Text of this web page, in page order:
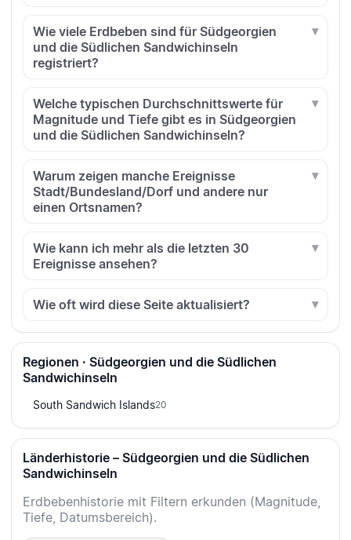
Wie viele Erdbeben sind für Südgeorgien
und die Südlichen Sandwichinseln
registriert?
Welche typischen Durchschnittswerte für
Magnitude und Tiefe gibt es in Südgeorgien
und die Südlichen Sandwichinseln?
Warum zeigen manche Ereignisse
Stadt/Bundesland/Dorf und andere nur
einen Ortsnamen?
Wie kann ich mehr als die letzten 30
Ereignisse ansehen?
Wie oft wird diese Seite aktualisiert?
Regionen · Südgeorgien und die Südlichen
Sandwichinseln
South Sandwich Islands20
Länderhistorie – Südgeorgien und die Südlichen
Sandwichinseln
Erdbebenhistorie mit Filtern erkunden (Magnitude,
Tiefe, Datumsbereich).